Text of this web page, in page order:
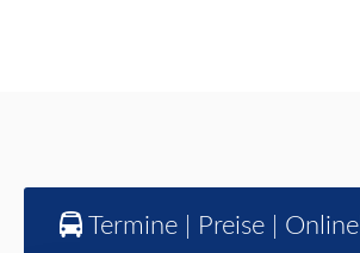
Termine | Preise |